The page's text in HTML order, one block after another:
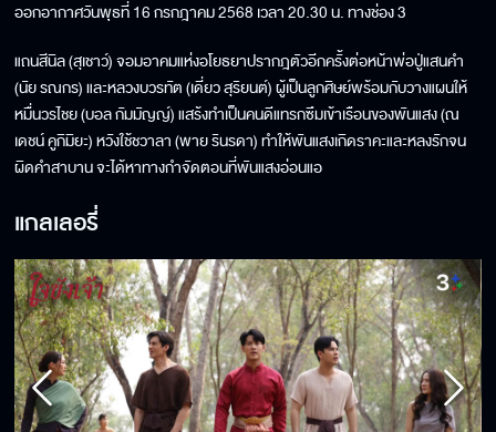
ออกอากาศวันพุธที่ 16 กรกฎาคม 2568 เวลา 20.30 น. ทางช่อง 3
แถนสีนิล (สุเชาว์) จอมอาคมแห่งอโยธยาปรากฎตัวอีกครั้งต่อหน้าพ่อปู่แสนคำ
(นัย รณกร) และหลวงบวรทัต (เดี่ยว สุริยนต์) ผู้เป็นลูกศิษย์พร้อมกับวางแผนให้
หมื่นวรไชย (บอล กัมมัญญ์) แสร้งทำเป็นคนดีแทรกซึมเข้าเรือนของพันแสง (ณ
เดชน์ คูกิมิยะ) หวังใช้ชวาลา (พาย รินรดา) ทำให้พันแสงเกิดราคะและหลงรักจน
ผิดคำสาบาน จะได้หาทางกำจัดตอนที่พันแสงอ่อนแอ
แกลเลอรี่